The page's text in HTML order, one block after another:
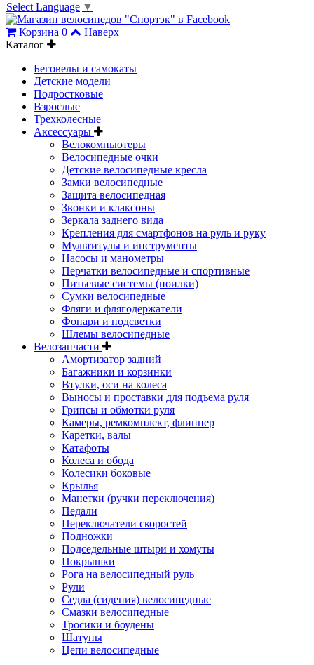
Select Language ▼
Корзина 0
Наверх
Каталог
Беговелы и самокаты
Детские модели
Подростковые
Взрослые
Трехколесные
Аксессуары
Велокомпьютеры
Велосипедные очки
Детские велосипедные кресла
Замки велосипедные
Защита велосипедная
Звонки и клаксоны
Зеркала заднего вида
Крепления для смартфонов на руль и руку
Мультитулы и инструменты
Насосы и манометры
Перчатки велосипедные и спортивные
Питьевые системы (поилки)
Сумки велосипедные
Фляги и флягодержатели
Фонари и подсветки
Шлемы велосипедные
Велозапчасти
Амортизатор задний
Багажники и корзинки
Втулки, оси на колеса
Выносы и проставки для подъема руля
Грипсы и обмотки руля
Камеры, ремкомплект, флиппер
Каретки, валы
Катафоты
Колеса и обода
Колесики боковые
Крылья
Манетки (ручки переключения)
Педали
Переключатели скоростей
Подножки
Подседельные штыри и хомуты
Покрышки
Рога на велосипедный руль
Рули
Седла (сидения) велосипедные
Смазки велосипедные
Тросики и боудены
Шатуны
Цепи велосипедные